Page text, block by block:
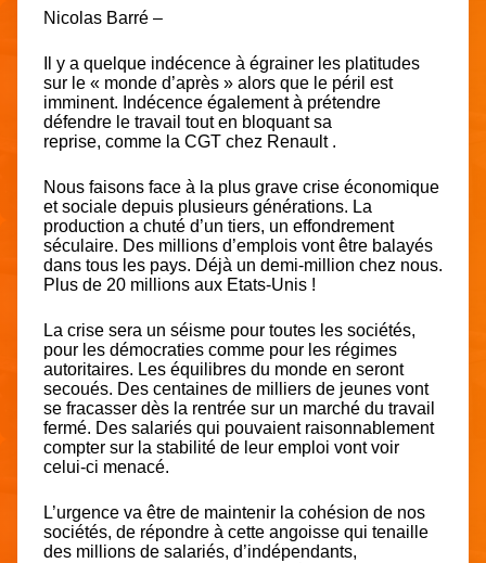
Nicolas Barré –
Il y a quelque indécence à égrainer les platitudes
sur le « monde d’après » alors que le péril est
imminent. Indécence également à prétendre
défendre le travail tout en bloquant sa
reprise, comme la CGT chez Renault .
Nous faisons face à la plus grave crise économique
et sociale depuis plusieurs générations. La
production a chuté d’un tiers, un effondrement
séculaire. Des millions d’emplois vont être balayés
dans tous les pays. Déjà un demi-million chez nous.
Plus de 20 millions aux Etats-Unis !
La crise sera un séisme pour toutes les sociétés,
pour les démocraties comme pour les régimes
autoritaires. Les équilibres du monde en seront
secoués. Des centaines de milliers de jeunes vont
se fracasser dès la rentrée sur un marché du travail
fermé. Des salariés qui pouvaient raisonnablement
compter sur la stabilité de leur emploi vont voir
celui-ci menacé.
L’urgence va être de maintenir la cohésion de nos
sociétés, de répondre à cette angoisse qui tenaille
des millions de salariés, d’indépendants,